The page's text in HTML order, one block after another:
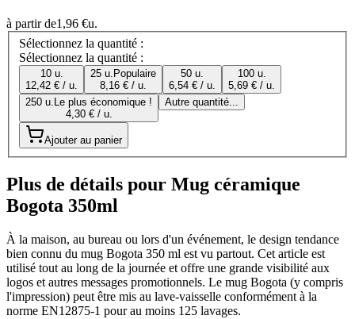
à partir de1,96 €u.
Sélectionnez la quantité :
Sélectionnez la quantité :
10 u.
12,42 € / u.
25 u. Populaire
8,16 € / u.
50 u.
6,54 € / u.
100 u.
5,69 € / u.
250 u. Le plus économique !
4,30 € / u.
Autre quantité...
Ajouter au panier
Plus de détails pour Mug céramique
Bogota 350ml
À la maison, au bureau ou lors d'un événement, le design tendance
bien connu du mug Bogota 350 ml est vu partout. Cet article est
utilisé tout au long de la journée et offre une grande visibilité aux
logos et autres messages promotionnels. Le mug Bogota (y compris
l'impression) peut être mis au lave-vaisselle conformément à la
norme EN12875-1 pour au moins 125 lavages.